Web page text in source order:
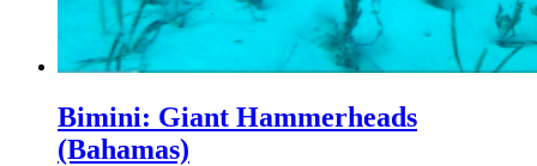
Bimini: Giant Hammerheads
(Bahamas)